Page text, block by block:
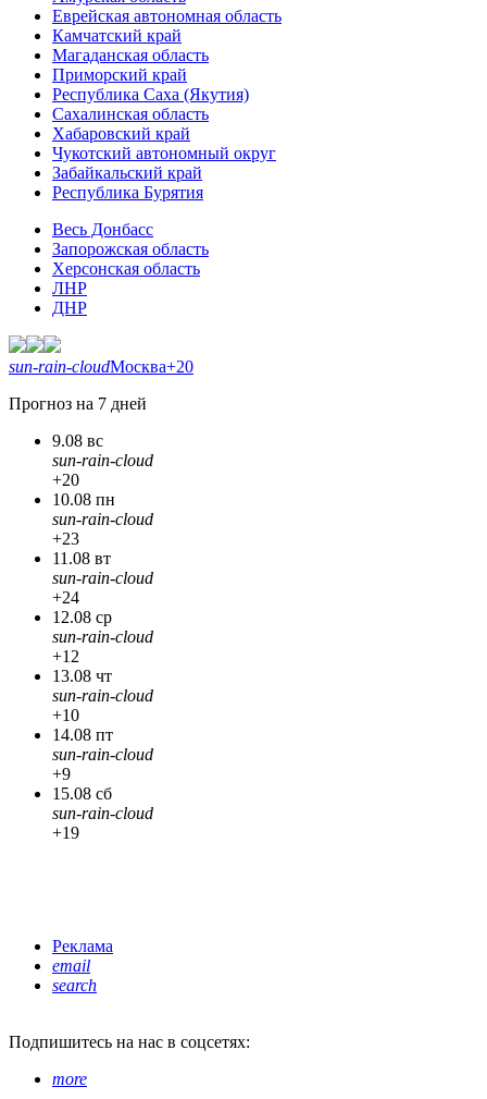
Еврейская автономная область
Камчатский край
Магаданская область
Приморский край
Республика Саха (Якутия)
Сахалинская область
Хабаровский край
Чукотский автономный округ
Забайкальский край
Республика Бурятия
Весь Донбасс
Запорожская область
Херсонская область
ЛНР
ДНР
sun-rain-cloudМосква+20
Прогноз на 7 дней
9.08 вс
sun-rain-cloud
+20
10.08 пн
sun-rain-cloud
+23
11.08 вт
sun-rain-cloud
+24
12.08 ср
sun-rain-cloud
+12
13.08 чт
sun-rain-cloud
+10
14.08 пт
sun-rain-cloud
+9
15.08 сб
sun-rain-cloud
+19
Реклама
email
search
Подпишитесь на нас в соцсетях:
more